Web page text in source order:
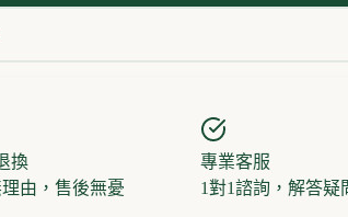
換
由，售後無憂
專業客服
1對1諮詢，解答疑